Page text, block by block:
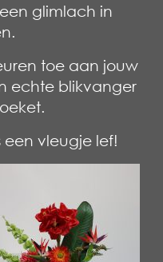
glimlach in
toe aan jouw
echte blikvanger
een vleugje lef!